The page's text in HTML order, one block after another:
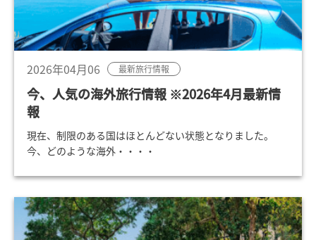
2026年04月06 最新旅行情報
今、人気の海外旅行情報 ※2026年4月最新情
報
現在、制限のある国はほとんどない状態となりました。
今、どのような海外・・・・